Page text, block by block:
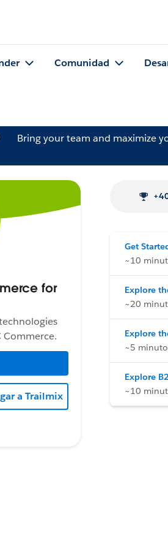
Comunidad
Bring your team and maximize
for
Commerce.
a Trailmix
Get
~10
Explore
~20
Explore
~5
Explore
~10